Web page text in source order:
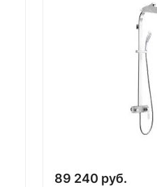
89 240 руб.